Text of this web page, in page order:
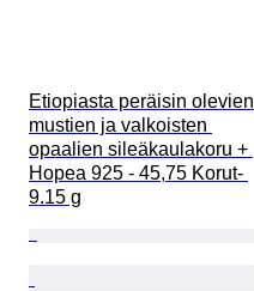
Etiopiasta peräisin olevien
mustien ja valkoisten
opaalien sileäkaulakoru +
Hopea 925 - 45,75 Korut-
9.15 g